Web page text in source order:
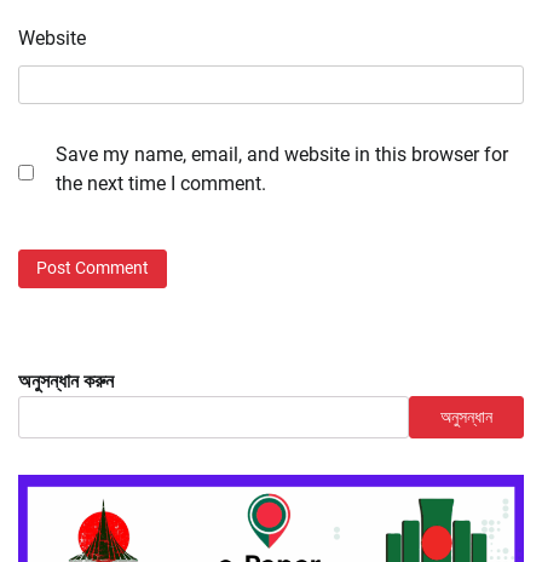
Website
Save my name, email, and website in this browser for
the next time I comment.
অনুসন্ধান করুন
অনুসন্ধান